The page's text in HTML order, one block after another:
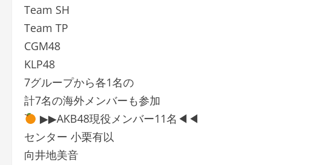
Team SH
Team TP
CGM48
KLP48
7グループから各1名の
計7名の海外メンバーも参加
▶▶AKB48現役メンバー11名◀◀
センター 小栗有以
向井地美音